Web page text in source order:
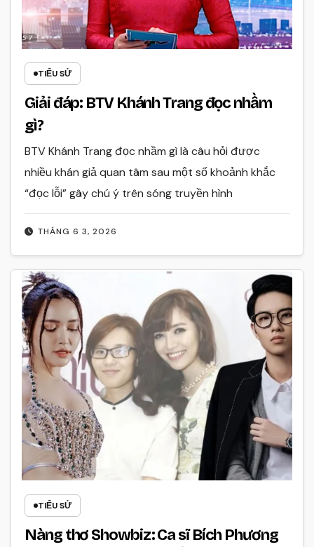
TIỂU SỬ
Giải đáp: BTV Khánh Trang đọc nhầm
gì?
THÁNG 6 3, 2026
BTV Khánh Trang đọc nhầm gì là câu hỏi được
nhiều khán giả quan tâm sau một số khoảnh khắc
“đọc lỗi” gây chú ý trên sóng truyền hình
TIỂU SỬ
Nàng thơ Showbiz: Ca sĩ Bích Phương